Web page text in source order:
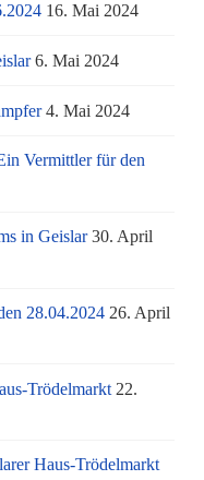
16. Mai 2024
6. Mai 2024
4. Mai 2024
Vermittler für den
in Geislar 30. April
28.04.2024 26. April
Trödelmarkt 22.
Haus-Trödelmarkt